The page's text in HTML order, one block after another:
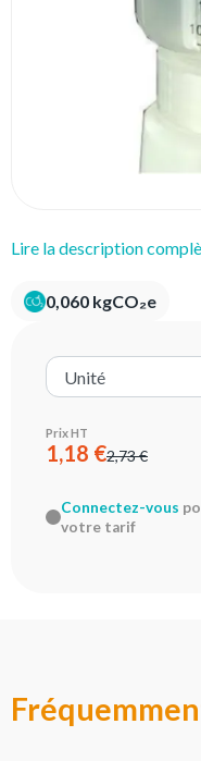
Lire la description
0,060 kgCO₂e
Prix HT
1,18 €2,73 €
Connectez-vous
votre tarif